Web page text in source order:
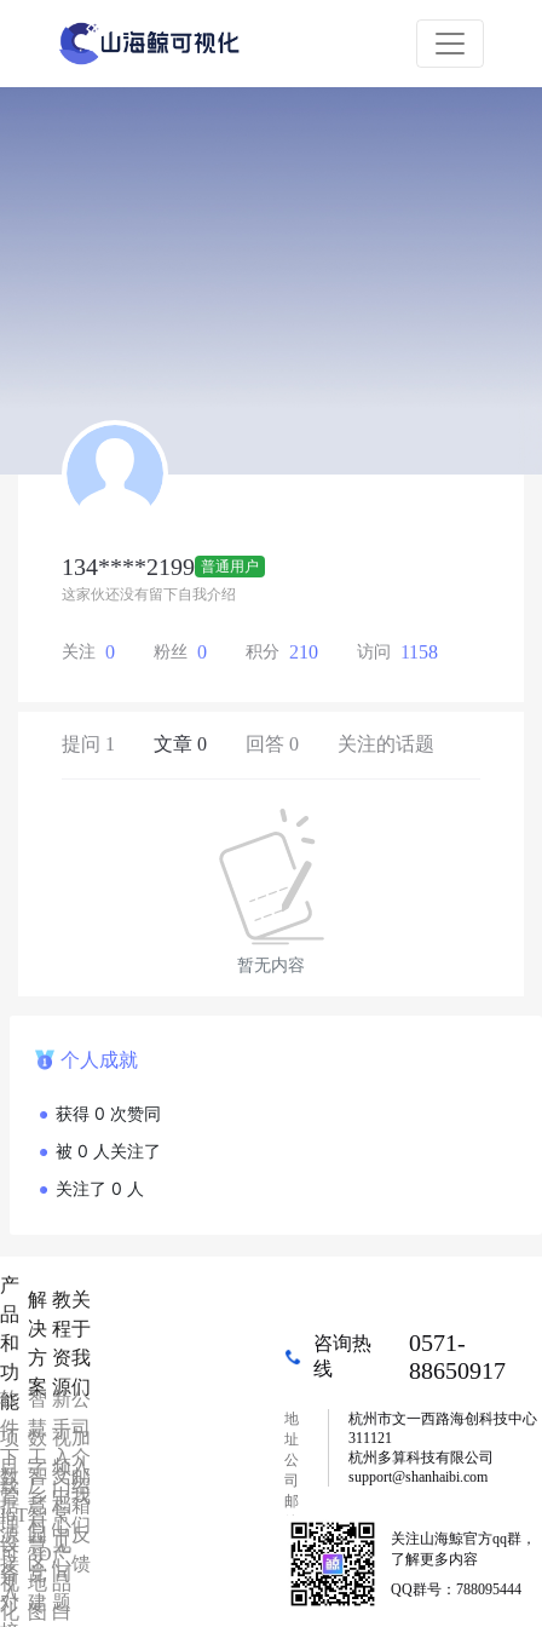
134****2199 普通用户
这家伙还没有留下自我介绍
关注 0 粉丝 0 积分 210 访问 1158
提问 1 文章 0 回答 0 关注的话题
暂无内容
个人成就
获得 0 次赞同
被 0 人关注了
关注了 0 人
产
品
和
功
能
软
件
下
载
项
目
管
理
数
据
源
接
入
IoT
设
备
对
可
视
化
解
决
方
案
智
慧
工
厂
数
字
乡
村
智
慧
园
区
智
慧
党
建
3D
地
图
教
程
资
源
新
手
入
门
视
频
中
心
文
档
中
心
常
见
问
题
产
品
白
关
于
我
们
公
司
介
绍
加
入
我
们
邮
箱
反
馈
咨询热
线
0571-
88650917
地
址
公
司
邮
箱
杭州市文一西路海创科技中心
311121
杭州多算科技有限公司
support@shanhaibi.com
关注山海鯨官方qq群，
了解更多内容
QQ群号：788095444